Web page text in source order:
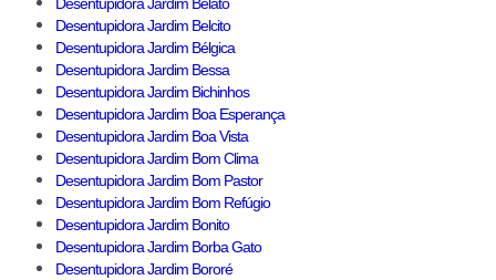
Desentupidora Jardim Belcito
Desentupidora Jardim Bélgica
Desentupidora Jardim Bessa
Desentupidora Jardim Bichinhos
Desentupidora Jardim Boa Esperança
Desentupidora Jardim Boa Vista
Desentupidora Jardim Bom Clima
Desentupidora Jardim Bom Pastor
Desentupidora Jardim Bom Refúgio
Desentupidora Jardim Bonito
Desentupidora Jardim Borba Gato
Desentupidora Jardim Bororé